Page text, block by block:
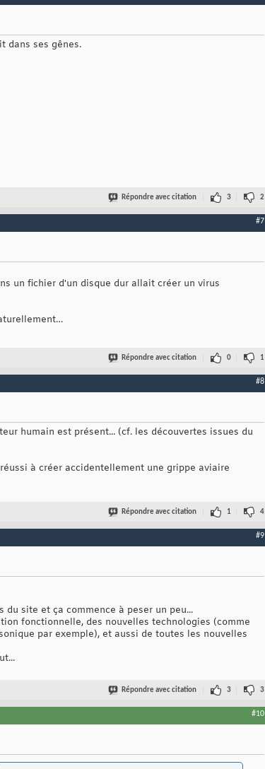
dans ses gênes.
Répondre avec citation 3 2
#7
un fichier d'un disque dur allait créer un virus
Répondre avec citation 0 1
#8
humain est présent... (cf. les découvertes issues du
à créer accidentellement une grippe aviaire
Répondre avec citation 1 4
#9
site et ça commence à peser un peu...
fonctionnelle, des nouvelles technologies (comme
par exemple), et aussi de toutes les nouvelles
Répondre avec citation 3 3
#10